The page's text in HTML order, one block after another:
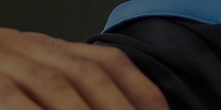
JUNIO 14, 2023
Qué es la
itinerancia de